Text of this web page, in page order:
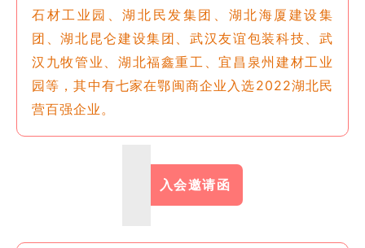
石材工业园、湖北民发集团、湖北海厦建设集
团、湖北昆仑建设集团、武汉友谊包装科技、武
汉九牧管业、湖北福鑫重工、宜昌泉州建材工业
园等，其中有七家在鄂闽商企业入选2022湖北民
营百强企业。
入会邀请函